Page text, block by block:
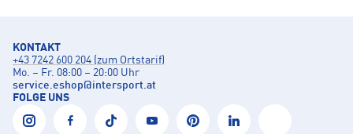
KONTAKT
+43 7242 600 204 (zum Ortstarif)
Mo. – Fr. 08:00 – 20:00 Uhr
service.eshop@intersport.at
FOLGE UNS